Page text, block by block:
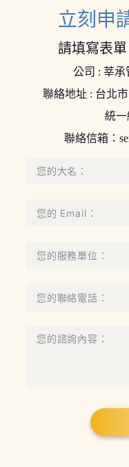
立刻申
請填寫表
公司 : 莘承
聯絡地址 : 台北
統一
聯絡信箱：